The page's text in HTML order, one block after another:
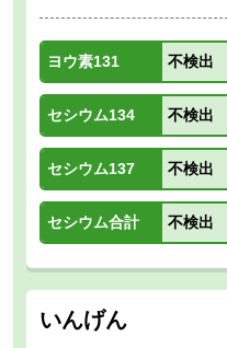
ヨウ素131 不検出
セシウム134 不検出
セシウム137 不検出
セシウム合計 不検出
いんげん